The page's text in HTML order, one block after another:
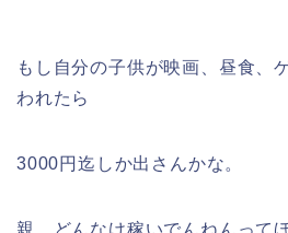
もし自分の子供が映画、昼食、
われたら
3000円迄しか出さんかな。